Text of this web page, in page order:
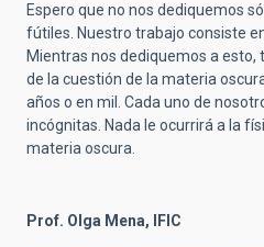
Espero que no nos dediquemos
fútiles. Nuestro trabajo consiste
Mientras nos dediquemos a
de la cuestión de la materia
años o en mil. Cada uno de
incógnitas. Nada le ocurrirá a la
materia oscura.
Prof. Olga Mena, IFIC